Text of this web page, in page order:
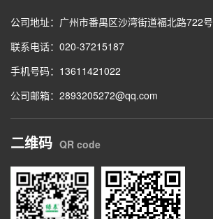
公司地址：广州市番禺区沙湾街道福北路722号
联系电话：020-37215187
手机号码：13611421022
公司邮箱：2893205272@qq.com
二维码 QR code